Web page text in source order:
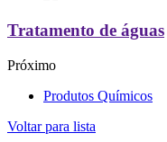
Tratamento de águas
Próximo
Produtos Químicos
Voltar para lista